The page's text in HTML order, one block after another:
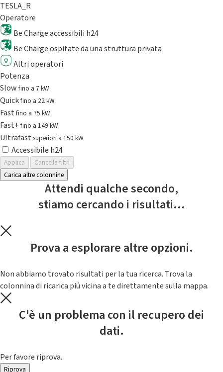
TESLA_R
Operatore
Be Charge accessibili h24
Be Charge ospitate da una struttura privata
Altri operatori
Potenza
Slowfino a 7 kW
Quickfino a 22 kW
Fastfino a 75 kW
Fast+fino a 149 kW
Ultrafast superiori a 150 kW
Accessibile h24
Applica
Cancella filtri
Carica altre colonnine
Attendi qualche secondo,
stiamo cercando i risultati...
Prova a esplorare altre opzioni.
Non abbiamo trovato risultati per la tua ricerca. Trova la
colonnina di ricarica piú vicina a te direttamente sulla mappa.
C'è un problema con il recupero dei
dati.
Per favore riprova.
Riprova